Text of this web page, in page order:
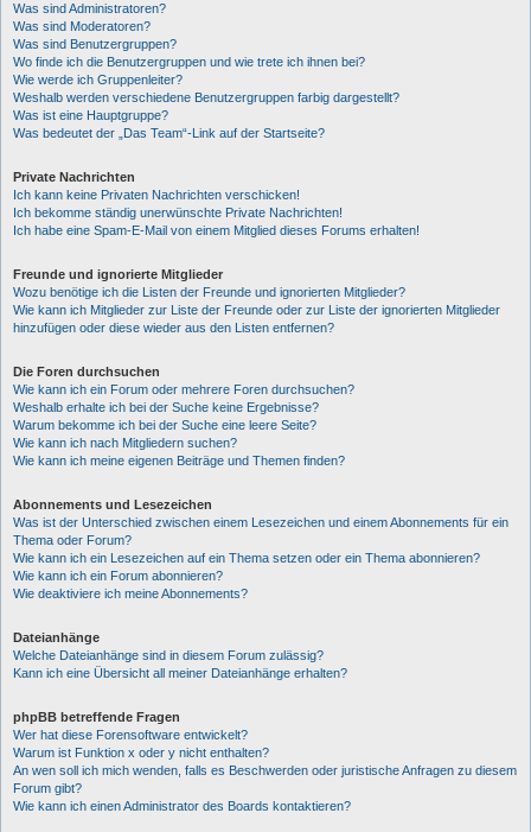
Was sind Administratoren?
Was sind Moderatoren?
Was sind Benutzergruppen?
Wo finde ich die Benutzergruppen und wie trete ich ihnen bei?
Wie werde ich Gruppenleiter?
Weshalb werden verschiedene Benutzergruppen farbig dargestellt?
Was ist eine Hauptgruppe?
Was bedeutet der „Das Team“-Link auf der Startseite?
Private Nachrichten
Ich kann keine Privaten Nachrichten verschicken!
Ich bekomme ständig unerwünschte Private Nachrichten!
Ich habe eine Spam-E-Mail von einem Mitglied dieses Forums erhalten!
Freunde und ignorierte Mitglieder
Wozu benötige ich die Listen der Freunde und ignorierten Mitglieder?
Wie kann ich Mitglieder zur Liste der Freunde oder zur Liste der ignorierten Mitglieder
hinzufügen oder diese wieder aus den Listen entfernen?
Die Foren durchsuchen
Wie kann ich ein Forum oder mehrere Foren durchsuchen?
Weshalb erhalte ich bei der Suche keine Ergebnisse?
Warum bekomme ich bei der Suche eine leere Seite?
Wie kann ich nach Mitgliedern suchen?
Wie kann ich meine eigenen Beiträge und Themen finden?
Abonnements und Lesezeichen
Was ist der Unterschied zwischen einem Lesezeichen und einem Abonnements für ein
Thema oder Forum?
Wie kann ich ein Lesezeichen auf ein Thema setzen oder ein Thema abonnieren?
Wie kann ich ein Forum abonnieren?
Wie deaktiviere ich meine Abonnements?
Dateianhänge
Welche Dateianhänge sind in diesem Forum zulässig?
Kann ich eine Übersicht all meiner Dateianhänge erhalten?
phpBB betreffende Fragen
Wer hat diese Forensoftware entwickelt?
Warum ist Funktion x oder y nicht enthalten?
An wen soll ich mich wenden, falls es Beschwerden oder juristische Anfragen zu diesem
Forum gibt?
Wie kann ich einen Administrator des Boards kontaktieren?